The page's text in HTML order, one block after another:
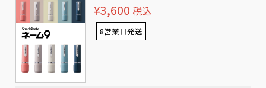
¥3,600 税込
8営業日発送